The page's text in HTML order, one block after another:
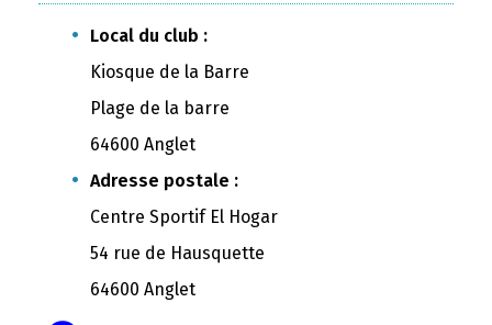
Local du club :
Kiosque de la Barre
Plage de la barre
64600 Anglet
Adresse postale :
Centre Sportif El Hogar
54 rue de Hausquette
64600 Anglet